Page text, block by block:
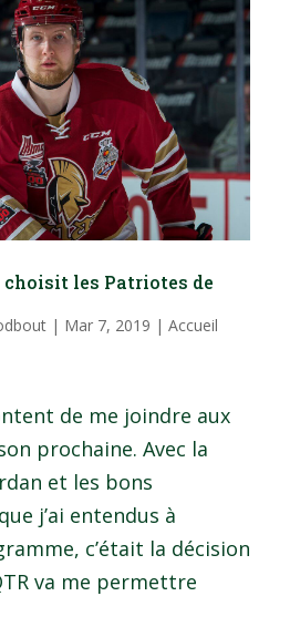
choisit les Patriotes de
| Mar 7, 2019 | Accueil
de me joindre aux
prochaine. Avec la
et les bons
j’ai entendus à
c’était la décision
va me permettre